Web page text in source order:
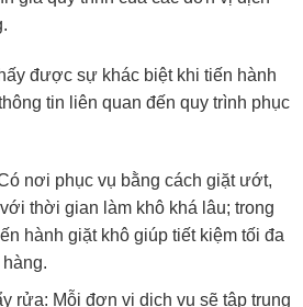
được sự khác biệt khi tiến hành
tin liên quan đến quy trình phục
nơi phục vụ bằng cách giặt ướt,
thời gian làm khô khá lâu; trong
hành giặt khô giúp tiết kiệm tối đa
rửa: Mỗi đơn vị dịch vụ sẽ tập trung